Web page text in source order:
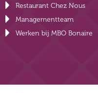
Restaurant Chez Nous
Managementteam
Werken bij MBO Bonaire